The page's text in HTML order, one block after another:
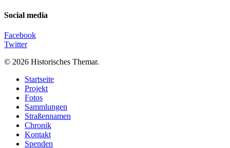
Social media
Facebook
Twitter
© 2026 Historisches Themar.
Close
Menu
Startseite
Projekt
Fotos
Sammlungen
Straßennamen
Chronik
Kontakt
Spenden